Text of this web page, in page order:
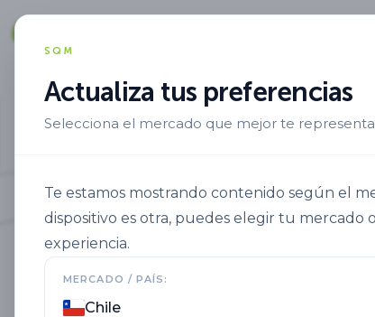
SQM
Actualiza tus preferencias
Selecciona el mercado que mejor te
Te estamos mostrando contenido según el
dispositivo es otra, puedes elegir tu mercado
experiencia.
MERCADO / PAÍS:
Chile